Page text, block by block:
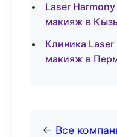
Laser
макияж в
Клиника
макияж в
← Все